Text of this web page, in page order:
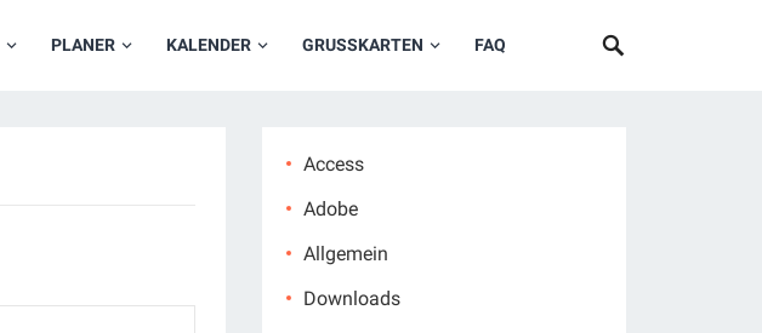
PLANER KALENDER GRUSSKARTEN FAQ
Access
Adobe
Allgemein
Downloads